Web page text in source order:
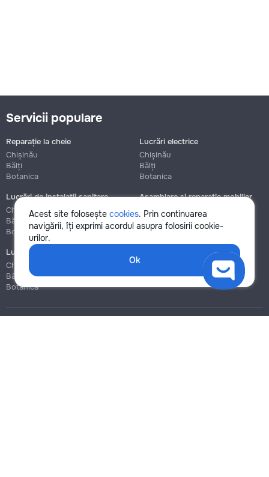
Acest site folosește cookies. Prin continuarea
navigării, îți exprimi acordul asupra folosirii cookie-
urilor.
Ok
Servicii populare
Reparație la cheie
Chișinău
Bălți
Botanica
Lucrări electrice
Chișinău
Bălți
Botanica
Lucrări de instalații sanitare
Chișinău
Bălți
Botanica
Asamblare și reparație mobilier
Chișinău
Botanica
Lucrări de construcție și instalare
Chișinău
Bălți
Botanica